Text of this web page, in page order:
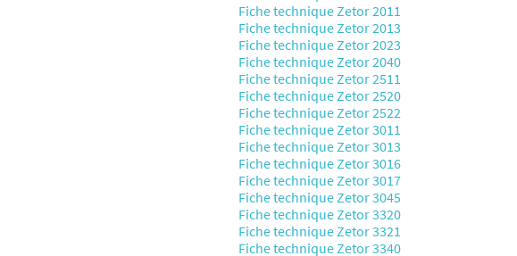
Fiche technique Zetor 2011
Fiche technique Zetor 2013
Fiche technique Zetor 2023
Fiche technique Zetor 2040
Fiche technique Zetor 2511
Fiche technique Zetor 2520
Fiche technique Zetor 2522
Fiche technique Zetor 3011
Fiche technique Zetor 3013
Fiche technique Zetor 3016
Fiche technique Zetor 3017
Fiche technique Zetor 3045
Fiche technique Zetor 3320
Fiche technique Zetor 3321
Fiche technique Zetor 3340